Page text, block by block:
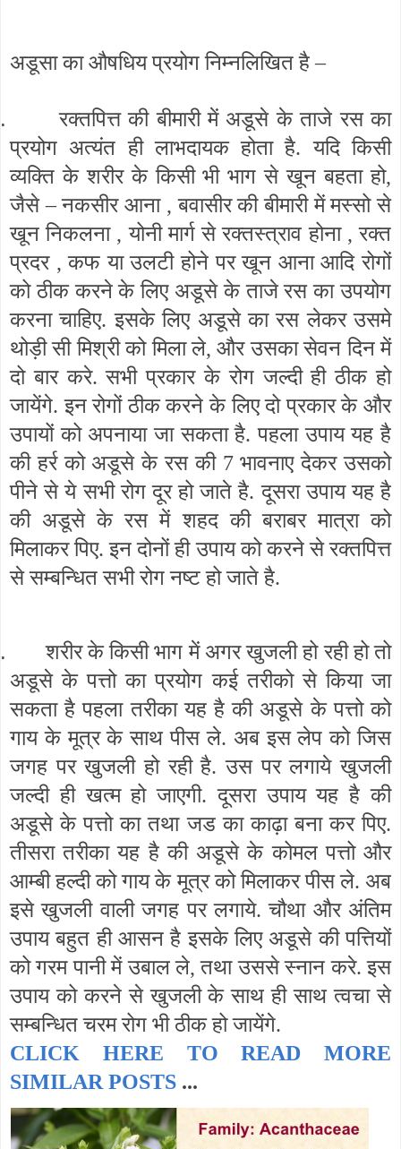
अडूसा का औषधिय प्रयोग निम्नलिखित है –
रक्तपित्त की बीमारी में अडूसे के ताजे रस का
प्रयोग अत्यंत ही लाभदायक होता है. यदि किसी
व्यक्ति के शरीर के किसी भी भाग से खून बहता हो,
जैसे – नकसीर आना , बवासीर की बीमारी में मस्सो से
खून निकलना , योनी मार्ग से रक्तस्त्राव होना , रक्त
प्रदर , कफ या उलटी होने पर खून आना आदि रोगों
को ठीक करने के लिए अडूसे के ताजे रस का उपयोग
करना चाहिए. इसके लिए अडूसे का रस लेकर उसमे
थोड़ी सी मिश्री को मिला ले, और उसका सेवन दिन में
दो बार करे. सभी प्रकार के रोग जल्दी ही ठीक हो
जायेंगे. इन रोगों ठीक करने के लिए दो प्रकार के और
उपायों को अपनाया जा सकता है. पहला उपाय यह है
की हर्र को अडूसे के रस की 7 भावनाए देकर उसको
पीने से ये सभी रोग दूर हो जाते है. दूसरा उपाय यह है
की अडूसे के रस में शहद की बराबर मात्रा को
मिलाकर पिए. इन दोनों ही उपाय को करने से रक्तपित्त
से सम्बन्धित सभी रोग नष्ट हो जाते है.
शरीर के किसी भाग में अगर खुजली हो रही हो तो
अडूसे के पत्तो का प्रयोग कई तरीको से किया जा
सकता है पहला तरीका यह है की अडूसे के पत्तो को
गाय के मूत्र के साथ पीस ले. अब इस लेप को जिस
जगह पर खुजली हो रही है. उस पर लगाये खुजली
जल्दी ही खत्म हो जाएगी. दूसरा उपाय यह है की
अडूसे के पत्तो का तथा जड का काढ़ा बना कर पिए.
तीसरा तरीका यह है की अडूसे के कोमल पत्तो और
आम्बी हल्दी को गाय के मूत्र को मिलाकर पीस ले. अब
इसे खुजली वाली जगह पर लगाये. चौथा और अंतिम
उपाय बहुत ही आसन है इसके लिए अडूसे की पत्तियों
को गरम पानी में उबाल ले, तथा उससे स्नान करे. इस
उपाय को करने से खुजली के साथ ही साथ त्वचा से
सम्बन्धित चरम रोग भी ठीक हो जायेंगे.
CLICK HERE TO READ MORE
SIMILAR POSTS ...